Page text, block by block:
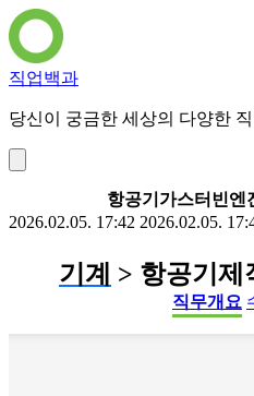
직업백과
당신이 궁금한 세상의 다양한 직
항공기가스터빈엔
2026.02.05. 17:42 2026.02.05.
기계 > 항공기제
직무개요